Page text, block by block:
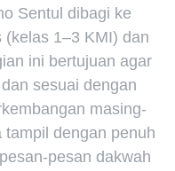
Sentul dibagi ke
(kelas 1–3 KMI) dan
ini bertujuan agar
sesuai dengan
masing-
dengan penuh
pesan dakwah